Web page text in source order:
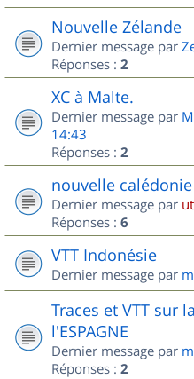
Nouvelle Zélande
Dernier message par
Réponses : 2
XC à Malte.
Dernier message par
14:43
Réponses : 2
nouvelle calédonie
Dernier message par
Réponses : 6
VTT Indonésie
Dernier message par
Traces et VTT sur
l'ESPAGNE
Dernier message par
Réponses : 2